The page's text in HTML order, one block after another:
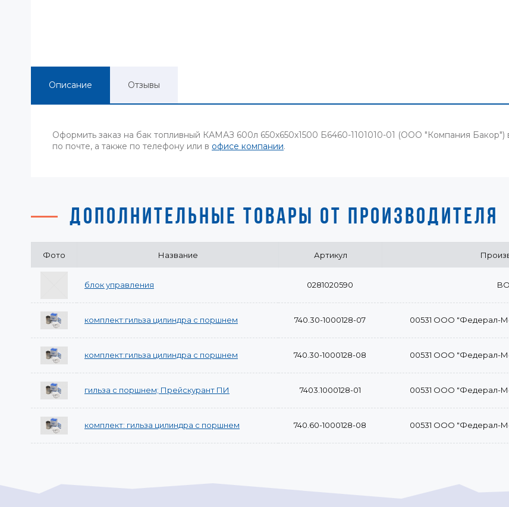
Описание Отзывы
Оформить заказ на бак топливный КАМАЗ 600л 650х650х1500 Б6460-1101010-01 (ООО "Компания
по почте, а также по телефону или в офисе компании.
ДОПОЛНИТЕЛЬНЫЕ ТОВАРЫ ОТ ПРОИЗВОДИТЕЛЯ
Фото Название Артикул
блок управления 0281020590
комплект:гильза цилиндра с поршнем 740.30-1000128-07 00531 ООО "Федерал-
комплект:гильза цилиндра с поршнем 740.30-1000128-08 00531 ООО "Федерал-
гильза с поршнем; Прейскурант ПИ 7403.1000128-01 00531 ООО "Федерал-
комплект: гильза цилиндра с поршнем 740.60-1000128-08 00531 ООО "Федерал-